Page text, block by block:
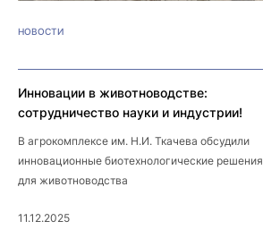
НОВОСТИ
Инновации в животноводстве:
сотрудничество науки и индустрии!
В агрокомплексе им. Н.И. Ткачева обсудили
инновационные биотехнологические решения
для животноводства
11.12.2025